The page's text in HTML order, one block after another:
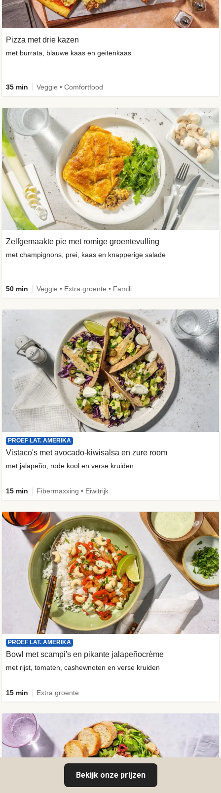
Pizza met drie kazen
met burrata, blauwe kaas en geitenkaas
35 min Veggie • Comfortfood
Zelfgemaakte pie met romige groentevulling
met champignons, prei, kaas en knapperige salade
50 min
PROEF LAT. AMERIKA
Vistaco's met avocado-kiwisalsa en zure room
met jalapeño, rode kool en verse kruiden
15 min Fibermaxxing • Eiwitrijk
PROEF LAT. AMERIKA
Bowl met scampi's en pikante jalapeñocrème
met rijst, tomaten, cashewnoten en verse kruiden
15 min Extra groente
Bekijk onze prijzen